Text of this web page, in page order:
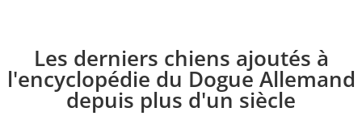
Les derniers chiens ajoutés à
l'encyclopédie du Dogue Allemand
depuis plus d'un siècle